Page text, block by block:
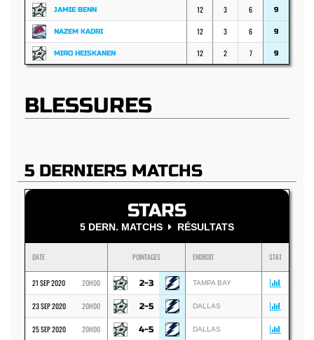
JAMIE BENN 12 3 6 9
NAZEM KADRI 12 3 6 9
MIRO HEISKANEN 12 2 7 9
BLESSURES
5 DERNIERS MATCHS
STARS
5 DERN. MATCHS RÉSULTATS
DATE POINTAGES ENDROIT STAT
21 SEP 2020 20H00 2-3 TAMPA BAY
23 SEP 2020 20H00 2-5 DALLAS
25 SEP 2020 20H00 4-5 DALLAS